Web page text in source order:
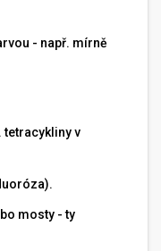
- např. mírně
tetracykliny v
mosty - ty